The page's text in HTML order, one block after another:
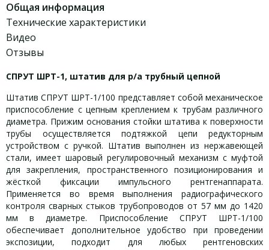
Общая информация
Технические характеристики
Видео
Отзывы
СПРУТ ШРТ-1, штатив для р/а трубный цепной
Штатив СПРУТ ШРТ-1/100 представляет собой механическое
приспособление с цепным креплением к трубам различного
диаметра. Прижим основания стойки штатива к поверхности
трубы осуществляется подтяжкой цепи редукторным
устройством с ручкой. Штатив выполнен из нержавеющей
стали, имеет шаровый регулировочный механизм с муфтой
для закрепления, пространственного позиционирования и
жёсткой фиксации импульсного рентгенаппарата.
Применяется во время выполнения радиографического
контроля сварных стыков трубопроводов от 57 мм до 1420
мм в диаметре. Приспособление СПРУТ ШРТ-1/100
обеспечивает дополнительное удобство при проведении
экспозиции, подходит для любых рентгеновских